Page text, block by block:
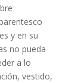
y en su
no pueda
a lo
vestido,